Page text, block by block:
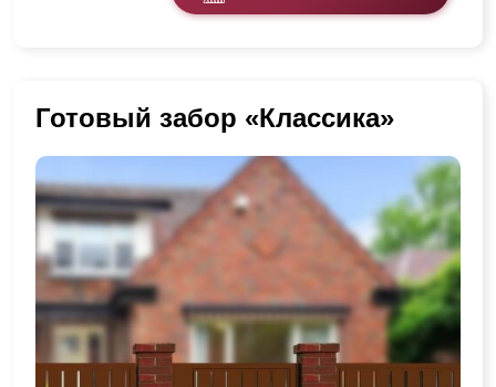
Готовый забор «Классика»